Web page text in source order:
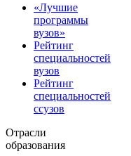
«Лучшие
программы
вузов»
Рейтинг
специальностей
вузов
Рейтинг
специальностей
ссузов
Отрасли
образования